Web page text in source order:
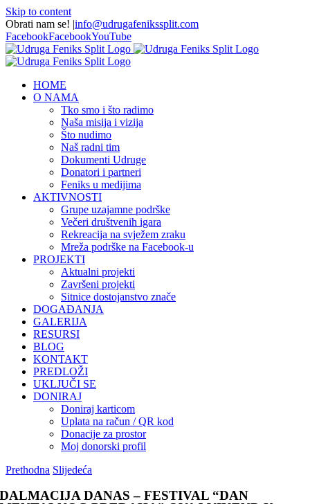
Skip to content
Obrati nam se! |info@udrugafenikssplit.com
FacebookFacebookYouTube
HOME
O NAMA
Tko smo i što radimo
Naša misija i vizija
Što nudimo
Naš radni tim
Dokumenti Udruge
Donatori i partneri
Feniks u medijima
AKTIVNOSTI
Grupe uzajamne podrške
Večeri društvenih igara
Rekreacija na svježem zraku
Mreža podrške na Facebook-u
PROJEKTI
Aktualni projekti
Završeni projekti
Sitnice dostojanstvo znače
DOGAĐANJA
GALERIJA
RESURSI
BLOG
KONTAKT
PREDLOŽI
UKLJUČI SE
DONIRAJ
Doniraj karticom
Uplata na račun / QR kod
Donacije za prostor
Moj donorski profil
Prethodna Slijedeća
DALMACIJA DANAS – FESTIVAL “DAN